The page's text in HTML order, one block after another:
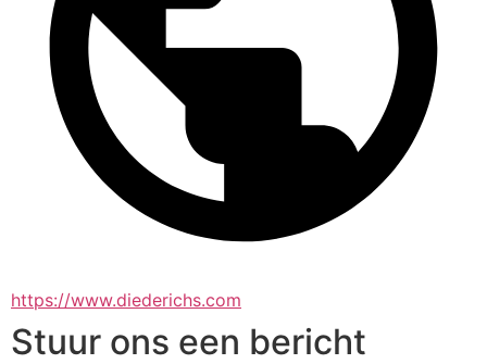
https://www.diederichs.com
Stuur ons een bericht